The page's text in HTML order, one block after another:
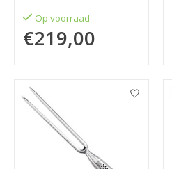
Op voorraad
€219,00